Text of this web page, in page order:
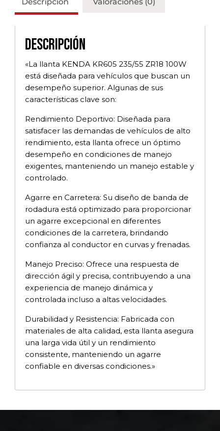
Descripción
«La llanta KENDA KR605 235/55 ZR18 100W
está diseñada para vehículos que buscan un
desempeño superior. Algunas de sus
características clave son:
Rendimiento Deportivo: Diseñada para
satisfacer las demandas de vehículos de alto
rendimiento, esta llanta ofrece un óptimo
desempeño en condiciones de manejo
exigentes, manteniendo un manejo estable y
controlado.
Agarre en Carretera: Su diseño de banda de
rodadura está optimizado para proporcionar
un agarre excepcional en diferentes
condiciones de la carretera, brindando
confianza al conductor en curvas y frenadas.
Manejo Preciso: Ofrece una respuesta de
dirección ágil y precisa, contribuyendo a una
experiencia de manejo dinámica y
controlada incluso a altas velocidades.
Durabilidad y Resistencia: Fabricada con
materiales de alta calidad, esta llanta asegura
una larga vida útil y un rendimiento
consistente, manteniendo un agarre
confiable en diversas condiciones.»